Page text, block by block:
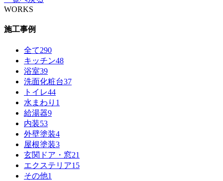
WORKS
施工事例
全て290
キッチン48
浴室39
洗面化粧台37
トイレ44
水まわり 1
給湯器9
内装53
外壁塗装4
屋根塗装3
玄関ドア・窓21
エクステリア15
その他1